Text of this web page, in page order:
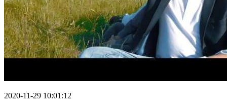
2020-11-29 10:01:12